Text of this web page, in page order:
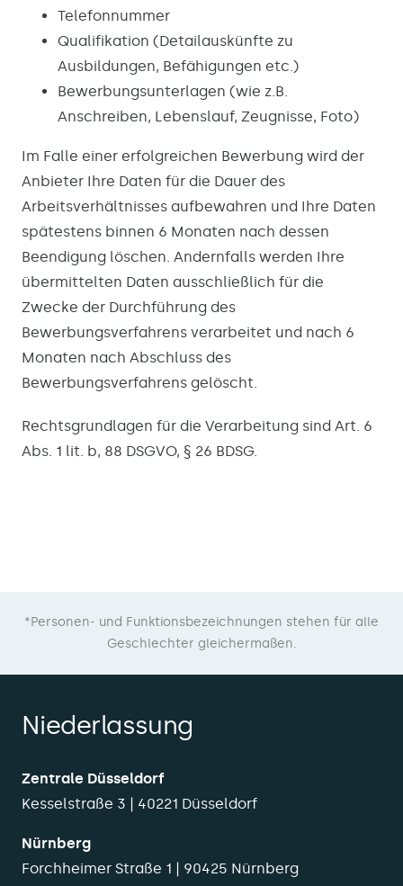
Telefonnummer
Qualifikation (Detailauskünfte zu
Ausbildungen, Befähigungen etc.)
Bewerbungsunterlagen (wie z.B.
Anschreiben, Lebenslauf, Zeugnisse, Foto)
Im Falle einer erfolgreichen Bewerbung wird der
Anbieter Ihre Daten für die Dauer des
Arbeitsverhältnisses aufbewahren und Ihre Daten
spätestens binnen 6 Monaten nach dessen
Beendigung löschen. Andernfalls werden Ihre
übermittelten Daten ausschließlich für die
Zwecke der Durchführung des
Bewerbungsverfahrens verarbeitet und nach 6
Monaten nach Abschluss des
Bewerbungsverfahrens gelöscht.
Rechtsgrundlagen für die Verarbeitung sind Art. 6
Abs. 1 lit. b, 88 DSGVO, § 26 BDSG.
*Personen- und Funktionsbezeichnungen stehen für alle
Geschlechter gleichermaßen.
Niederlassung
Zentrale Düsseldorf
Kesselstraße 3 | 40221 Düsseldorf
Nürnberg
Forchheimer Straße 1 | 90425 Nürnberg